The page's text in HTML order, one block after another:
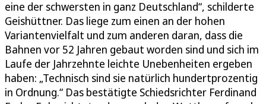
eine der schwersten in ganz Deutschland“, schilderte
Geishüttner. Das liege zum einen an der hohen
Variantenvielfalt und zum anderen daran, dass die
Bahnen vor 52 Jahren gebaut worden sind und sich im
Laufe der Jahrzehnte leichte Unebenheiten ergeben
haben: „Technisch sind sie natürlich hundertprozentig
in Ordnung.“ Das bestätigte Schiedsrichter Ferdinand